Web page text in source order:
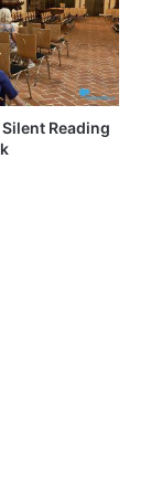
1
:
O
l
d
S
c
Reading